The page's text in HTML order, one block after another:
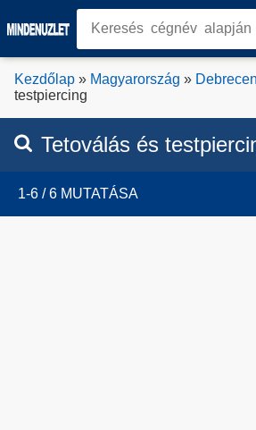
Kezdőlap » Magyarország » Debrecen
testpiercing
Tetoválás és
1-6 / 6 MUTATÁSA